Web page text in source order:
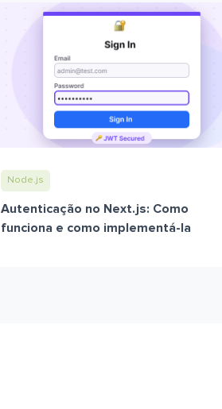
Node.js
Autenticação no Next.js: Como
funciona e como implementá-la